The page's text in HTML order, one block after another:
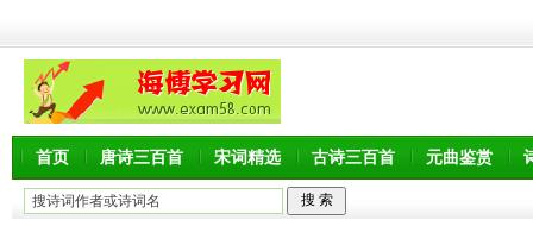
首页 唐诗三百首 宋词精选 古诗三百首 元曲鉴赏